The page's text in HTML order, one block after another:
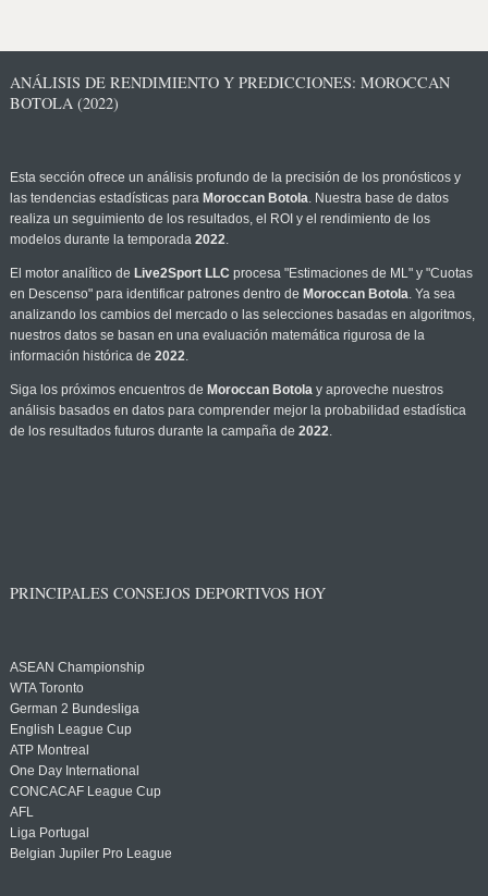
ANÁLISIS DE RENDIMIENTO Y PREDICCIONES: MOROCCAN
BOTOLA (2022)
Esta sección ofrece un análisis profundo de la precisión de los pronósticos y
las tendencias estadísticas para Moroccan Botola. Nuestra base de datos
realiza un seguimiento de los resultados, el ROI y el rendimiento de los
modelos durante la temporada 2022.
El motor analítico de Live2Sport LLC procesa "Estimaciones de ML" y "Cuotas
en Descenso" para identificar patrones dentro de Moroccan Botola. Ya sea
analizando los cambios del mercado o las selecciones basadas en algoritmos,
nuestros datos se basan en una evaluación matemática rigurosa de la
información histórica de 2022.
Siga los próximos encuentros de Moroccan Botolay aproveche nuestros
análisis basados en datos para comprender mejor la probabilidad estadística
de los resultados futuros durante la campaña de 2022.
PRINCIPALES CONSEJOS DEPORTIVOS HOY
ASEAN Championship
WTA Toronto
German 2 Bundesliga
English League Cup
ATP Montreal
One Day International
CONCACAF League Cup
AFL
Liga Portugal
Belgian Jupiler Pro League